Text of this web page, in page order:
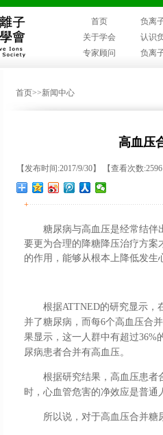
首页
负离
关于学会
认识
专家顾问
负离
首页>>新闻中心
高血压
【发布时间:2017/9/30】 【查看次数
+
糖尿病与高血压是经常结伴
要更为合理的降糖降压治疗方案
的作用，能够从根本上降低发生
根据ATTNED的研究显示，
并了糖尿病，而每6个高血压合
果显示，这一人群中有超过36%
尿病患者合并有高血压。
根据研究结果，高血压患者
时，心血管危害的净效应是普通
所以说，对于高血压合并糖